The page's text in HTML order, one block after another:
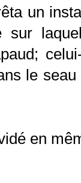
un
sur
le seau
en